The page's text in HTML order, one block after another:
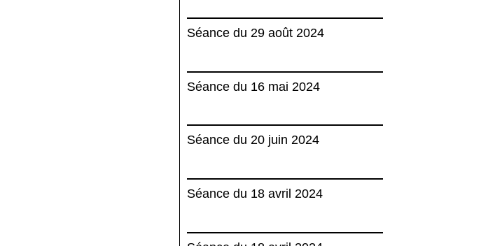
Séance du 29 août 2024
Séance du 16 mai 2024
Séance du 20 juin 2024
Séance du 18 avril 2024